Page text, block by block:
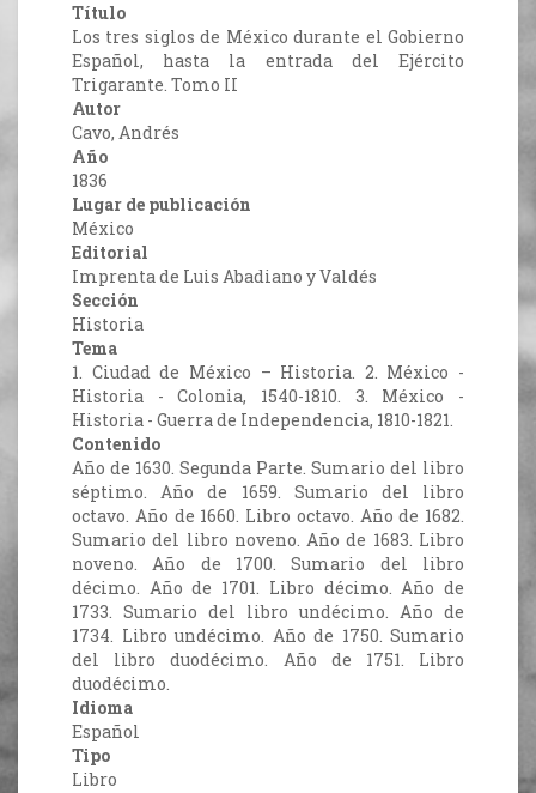
Título
Los tres siglos de México durante el Gobierno
Español, hasta la entrada del Ejército
Trigarante. Tomo II
Autor
Cavo, Andrés
Año
1836
Lugar de publicación
México
Editorial
Imprenta de Luis Abadiano y Valdés
Sección
Historia
Tema
1. Ciudad de México – Historia. 2. México -
Historia - Colonia, 1540-1810. 3. México -
Historia - Guerra de Independencia, 1810-1821.
Contenido
Año de 1630. Segunda Parte. Sumario del libro
séptimo. Año de 1659. Sumario del libro
octavo. Año de 1660. Libro octavo. Año de 1682.
Sumario del libro noveno. Año de 1683. Libro
noveno. Año de 1700. Sumario del libro
décimo. Año de 1701. Libro décimo. Año de
1733. Sumario del libro undécimo. Año de
1734. Libro undécimo. Año de 1750. Sumario
del libro duodécimo. Año de 1751. Libro
duodécimo.
Idioma
Español
Tipo
Libro